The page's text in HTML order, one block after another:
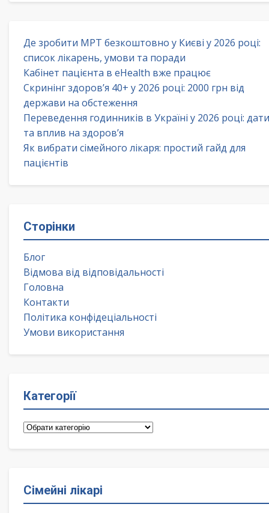
Де зробити МРТ безкоштовно у Києві у 2026 році:
список лікарень, умови та поради
Кабінет пацієнта в eHealth вже працює
Скринінг здоров’я 40+ у 2026 році: 2000 грн від
держави на обстеження
Переведення годинників в Україні у 2026 році: дати
та вплив на здоров’я
Як вибрати сімейного лікаря: простий гайд для
пацієнтів
Сторінки
Блог
Відмова від відповідальності
Головна
Контакти
Політика конфідеціальності
Умови використання
Категорії
Категорії
Сімейні лікарі